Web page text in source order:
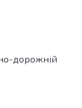
дорожній